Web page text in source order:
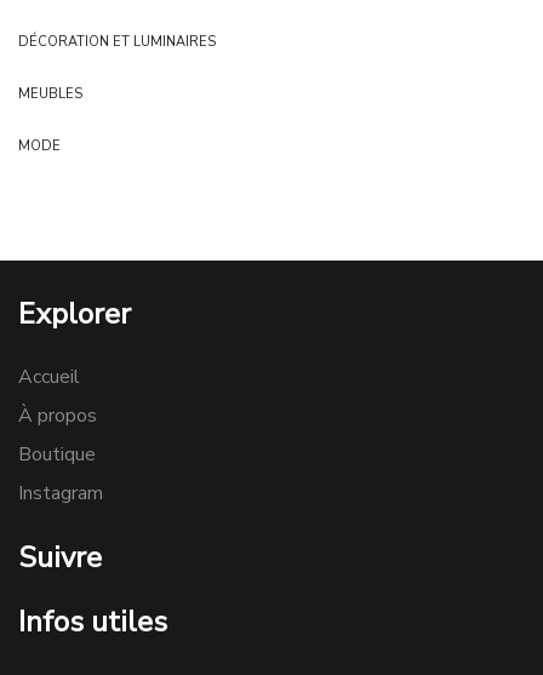
DÉCORATION ET LUMINAIRES
MEUBLES
MODE
Explorer
Accueil
À propos
Boutique
Instagram
Suivre
Infos utiles